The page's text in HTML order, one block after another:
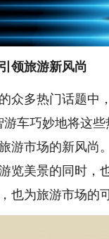
领旅游新风尚
多热门话题中
车巧妙地将这
游市场的新风
览美景的同时，
也为旅游市场的